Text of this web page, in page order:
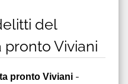
del
Viviani
pronto Viviani -